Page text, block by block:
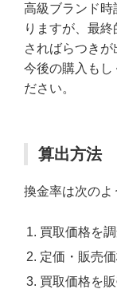
高級ブランド時
りますが、最
さればらつきが
今後の購入もし
ださい。
算出方法
換金率は次のよ
買取価格を
定価・販売
買取価格を